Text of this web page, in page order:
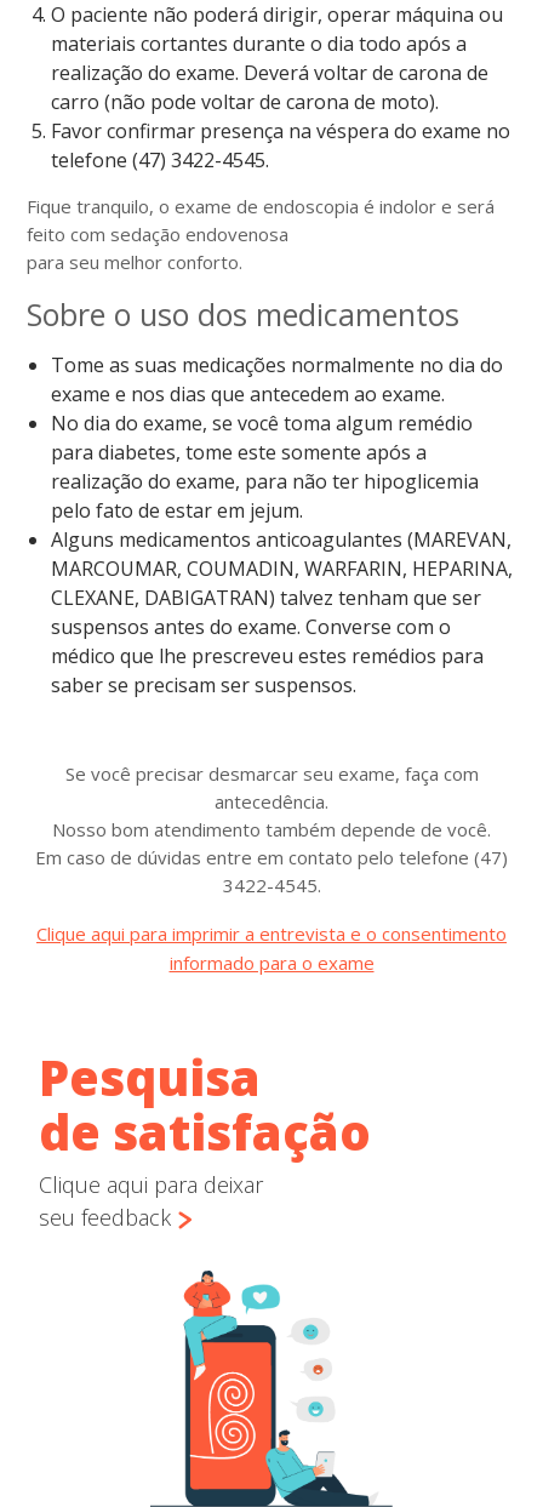
O paciente não poderá dirigir, operar máquina ou
materiais cortantes durante o dia todo após a
realização do exame. Deverá voltar de carona de
carro (não pode voltar de carona de moto).
Favor confirmar presença na véspera do exame no
telefone (47) 3422-4545.
Fique tranquilo, o exame de endoscopia é indolor e será
feito com sedação endovenosa
para seu melhor conforto.
Sobre o uso dos medicamentos
Tome as suas medicações normalmente no dia do
exame e nos dias que antecedem ao exame.
No dia do exame, se você toma algum remédio
para diabetes, tome este somente após a
realização do exame, para não ter hipoglicemia
pelo fato de estar em jejum.
Alguns medicamentos anticoagulantes (MAREVAN,
MARCOUMAR, COUMADIN, WARFARIN, HEPARINA,
CLEXANE, DABIGATRAN) talvez tenham que ser
suspensos antes do exame. Converse com o
médico que lhe prescreveu estes remédios para
saber se precisam ser suspensos.
Se você precisar desmarcar seu exame, faça com
antecedência.
Nosso bom atendimento também depende de você.
Em caso de dúvidas entre em contato pelo telefone (47)
3422-4545.
Clique aqui para imprimir a entrevista e o consentimento
informado para o exame
Pesquisa
de satisfação
Clique aqui para deixar
seu feedback